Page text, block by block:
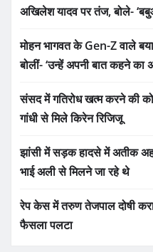
अखिलेश यादव पर तंज, बोले-
मोहन भागवत के Gen-Z वाले
बोलीं- ‘उन्हें अपनी बात कहने का
संसद में गतिरोध खत्म करने की
गांधी से मिले किरेन रिजिजू
झांसी में सड़क हादसे में अतीक
भाई अली से मिलने जा रहे थे
रेप केस में तरुण तेजपाल दोषी
फैसला पलटा